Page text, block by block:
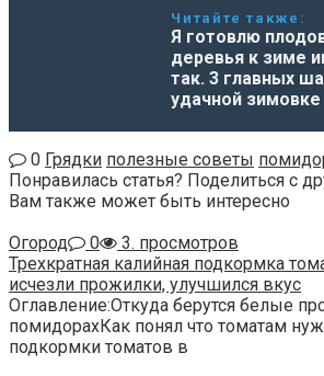
Читайте также:
Я готовлю
деревья к зиме
так. 3 главных
удачной зимовке
0 Грядки полезные советы
Понравилась статья? Поделиться с
Вам также может быть интересно
Огород
0
3. просмотров
Трехкратная калийная подкормка
исчезли прожилки, улучшился вкус
Оглавление:Откуда берутся белые
помидорахКак понял что томатам
подкормки томатов в